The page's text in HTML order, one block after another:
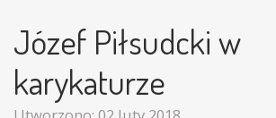
Józef Piłsudcki w
karykaturze